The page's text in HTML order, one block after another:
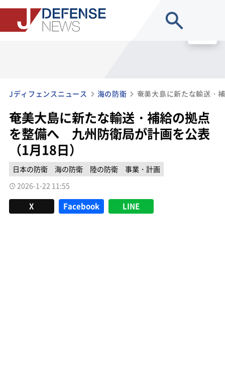
Jディフェンスニュース 海の防衛
奄美大島に新たな輸送・補給の拠点
を整備へ 九州防衛局が計画を公表
（1月18日）
日本の防衛 海の防衛 陸の防衛
事業・計画
2026-1-22 11:55
X Facebook LINE